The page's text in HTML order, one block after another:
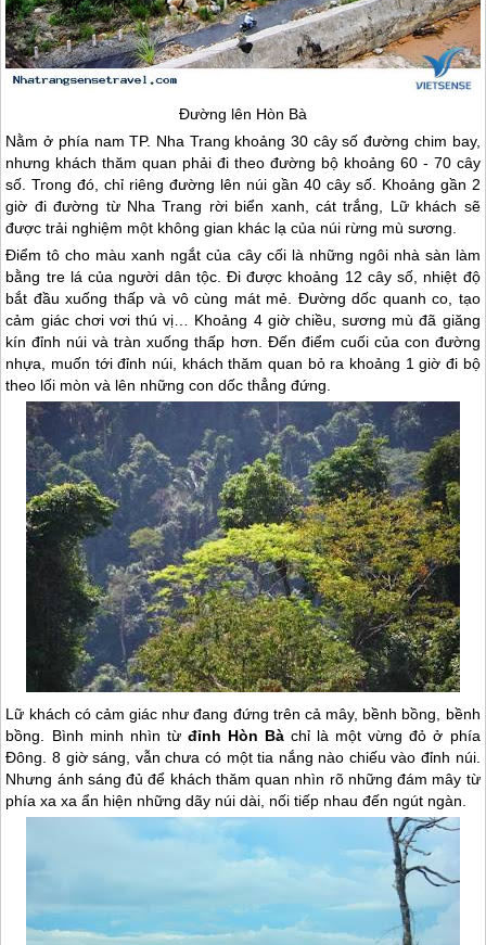
Đường lên Hòn Bà
Nằm ở phía nam TP. Nha Trang khoảng 30 cây số đường chim bay,
nhưng khách thăm quan phải đi theo đường bộ khoảng 60 - 70 cây
số. Trong đó, chỉ riêng đường lên núi gần 40 cây số. Khoảng gần 2
giờ đi đường từ Nha Trang rời biển xanh, cát trắng, Lữ khách sẽ
được trải nghiệm một không gian khác lạ của núi rừng mù sương.
Điểm tô cho màu xanh ngắt của cây cối là những ngôi nhà sàn làm
bằng tre lá của người dân tộc. Đi được khoảng 12 cây số, nhiệt độ
bắt đầu xuống thấp và vô cùng mát mẻ. Đường dốc quanh co, tạo
cảm giác chơi vơi thú vị… Khoảng 4 giờ chiều, sương mù đã giăng
kín đỉnh núi và tràn xuống thấp hơn. Đến điểm cuối của con đường
nhựa, muốn tới đỉnh núi, khách thăm quan bỏ ra khoảng 1 giờ đi bộ
theo lối mòn và lên những con dốc thẳng đứng.
Lữ khách có cảm giác như đang đứng trên cả mây, bềnh bồng, bềnh
bồng. Bình minh nhìn từ đỉnh Hòn Bà chỉ là một vừng đỏ ở phía
Đông. 8 giờ sáng, vẫn chưa có một tia nắng nào chiếu vào đỉnh núi.
Nhưng ánh sáng đủ để khách thăm quan nhìn rõ những đám mây từ
phía xa xa ẩn hiện những dãy núi dài, nối tiếp nhau đến ngút ngàn.